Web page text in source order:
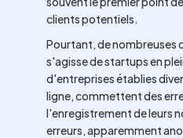
clients potentiels.
Pourtant, de nombreuses
s'agisse de startups en
d'entreprises établies
ligne, commettent des
l'enregistrement de leurs
erreurs, apparemment